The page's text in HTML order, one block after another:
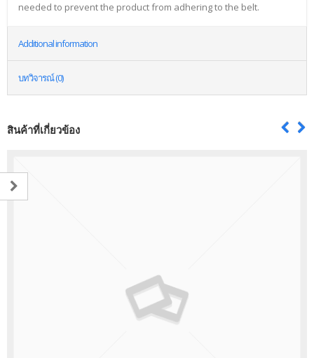
needed to prevent the product from adhering to the belt.
Additional information
บทวิจารณ์ (0)
สินค้าที่เกี่ยวข้อง